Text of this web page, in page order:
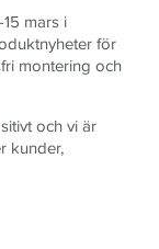
mars i
för
montering och
och vi är
kunder,